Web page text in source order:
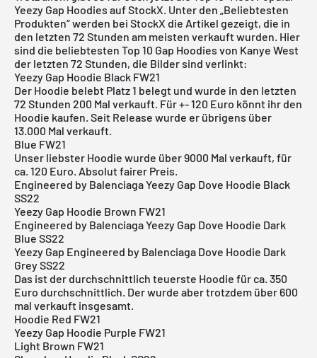
Yeezy Gap Hoodies auf StockX. Unter den „Beliebtesten
Produkten“ werden bei StockX die Artikel gezeigt, die in
den letzten 72 Stunden am meisten verkauft wurden. Hier
sind die beliebtesten Top 10 Gap Hoodies von Kanye West
der letzten 72 Stunden, die Bilder sind verlinkt:
Yeezy Gap Hoodie Black FW21
Der Hoodie belebt Platz 1 belegt und wurde in den letzten
72 Stunden 200 Mal verkauft. Für +- 120 Euro könnt ihr den
Hoodie kaufen. Seit Release wurde er übrigens über
13.000 Mal verkauft.
Blue FW21
Unser liebster Hoodie wurde über 9000 Mal verkauft, für
ca. 120 Euro. Absolut fairer Preis.
Engineered by Balenciaga Yeezy Gap Dove Hoodie Black
SS22
Yeezy Gap Hoodie Brown FW21
Engineered by Balenciaga Yeezy Gap Dove Hoodie Dark
Blue SS22
Yeezy Gap Engineered by Balenciaga Dove Hoodie Dark
Grey SS22
Das ist der durchschnittlich teuerste Hoodie für ca. 350
Euro durchschnittlich. Der wurde aber trotzdem über 600
mal verkauft insgesamt.
Hoodie Red FW21
Yeezy Gap Hoodie Purple FW21
Light Brown FW21